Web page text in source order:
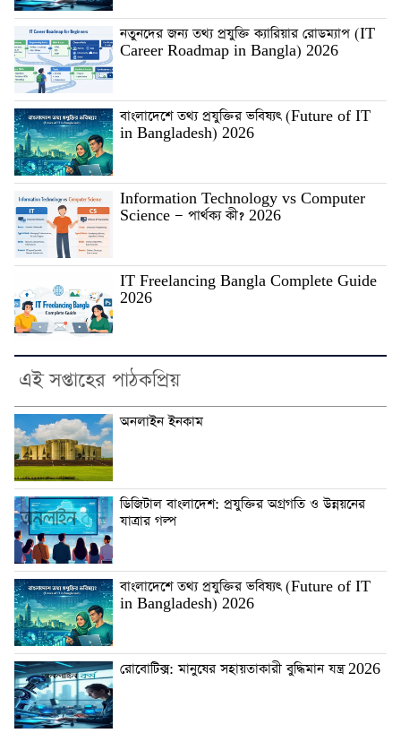
নতুনদের জন্য তথ্য প্রযুক্তি ক্যারিয়ার রোডম্যাপ (IT
Career Roadmap in Bangla) 2026
বাংলাদেশে তথ্য প্রযুক্তির ভবিষ্যৎ (Future of IT
in Bangladesh) 2026
Information Technology vs Computer
Science — পার্থক্য কী? 2026
IT Freelancing Bangla Complete Guide
2026
এই সপ্তাহের পাঠকপ্রিয়
অনলাইন ইনকাম
ডিজিটাল বাংলাদেশ: প্রযুক্তির অগ্রগতি ও উন্নয়নের
যাত্রার গল্প
বাংলাদেশে তথ্য প্রযুক্তির ভবিষ্যৎ (Future of IT
in Bangladesh) 2026
রোবোটিক্স: মানুষের সহায়তাকারী বুদ্ধিমান যন্ত্র 2026